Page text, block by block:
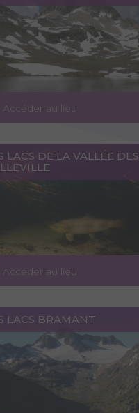
Accéder au lieu
LACS DE LA VALLÉE DES
Accéder au lieu
LACS BRAMANT